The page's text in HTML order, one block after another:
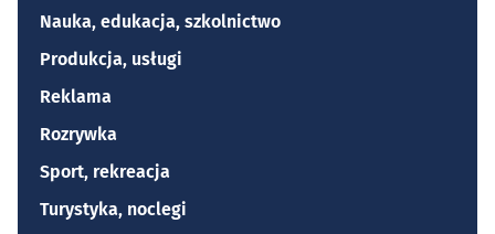
Nauka, edukacja, szkolnictwo
Produkcja, usługi
Reklama
Rozrywka
Sport, rekreacja
Turystyka, noclegi